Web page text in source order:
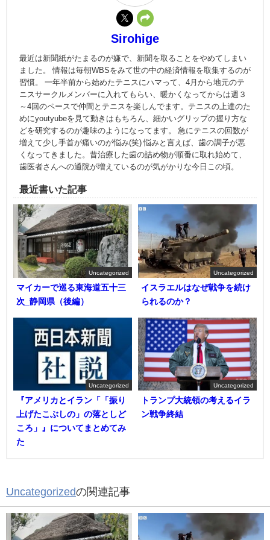
Sirohige
最近は新聞紙がたまるのが嫌で、新聞を取ることをやめてしまい
ました。 情報は毎朝WBSをみて世の中の経済情報を取集するのが
習慣。 一年半前から始めたテニスにハマって、4月から地元のテ
ニスサークルメンバーに入れてもらい、暖かくなってからは週３
～4回のペースで仲間とテニスを楽しんでます。テニスの上達のた
めにyoutyubeを見て動きはもちろん、細かいグリップの握り方な
どを研究するのが趣味のようになってます。 急にテニスの回数が
増えて少し手首が痛いのが悩み(笑) 悩みと言えば、歯の調子が悪
くなってきました。昔治療した歯の詰め物が順番に取れ始めて、
歯医者さんへの通院が増えているのが気がかりな今日この頃。
最近書いた記事
Uncategorized
マイカーで巡る東海道五十三
次_静岡県（後編）
Uncategorized
イスラエルはなぜ戦争を続け
られるのか？
Uncategorized
『アメリカとイラン「「振り
上げたこぶしの」の落としど
ころ」』についてまとめてみ
た
Uncategorized
トランプ大統領の考えるイラ
ン戦争終結
Uncategorizedの関連記事